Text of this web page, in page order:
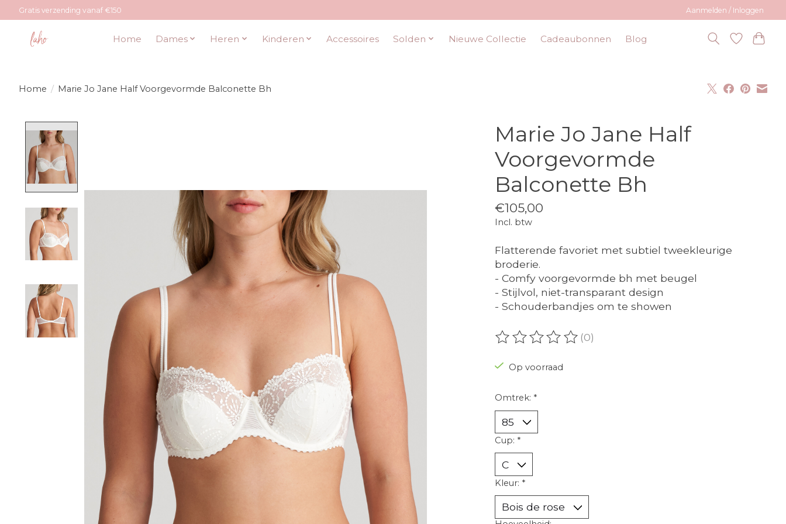
Gratis verzending vanaf €150 Aanmelden / Inloggen
Home Dames Heren Kinderen Accessoires Solden Nieuwe Collectie Cadeaubonnen Blog
Home / Marie Jo Jane Half Voorgevormde Balconette Bh
Marie Jo Jane Half
Voorgevormde
Balconette Bh
€105,00
Incl. btw
Flatterende favoriet met subtiel tweekleurige
broderie.
- Comfy voorgevormde bh met beugel
- Stijlvol, niet-transparant design
- Schouderbandjes om te showen
De beoordeling van dit product is
(0)
Op voorraad
Omtrek: *
Cup: *
Kleur: *